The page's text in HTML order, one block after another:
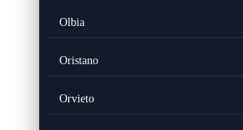
Olbia
Oristano
Orvieto